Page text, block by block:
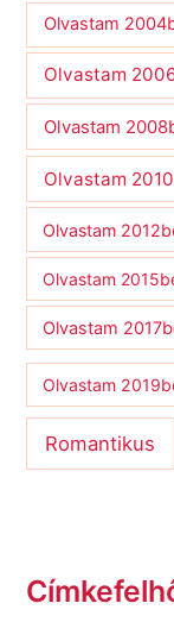
Olvastam
Olvastam
Olvastam
Olvastam
Olvastam
Olvastam
Olvastam
Olvastam
Romantikus